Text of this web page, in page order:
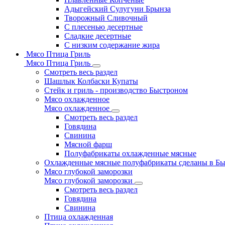
Адыгейский Сулугуни Брынза
Творожный Сливочный
С плесенью десертные
Сладкие десертные
С низким содержание жира
Мясо Птица Гриль
Мясо Птица Гриль
Смотреть весь раздел
Шашлык Колбаски Купаты
Стейк и гриль - производство Быстроном
Мясо охлажденное
Мясо охлажденное
Смотреть весь раздел
Говядина
Свинина
Мясной фарш
Полуфабрикаты охлажденные мясные
Охлажденные мясные полуфабрикаты сделаны в
Мясо глубокой заморозки
Мясо глубокой заморозки
Смотреть весь раздел
Говядина
Свинина
Птица охлажденная